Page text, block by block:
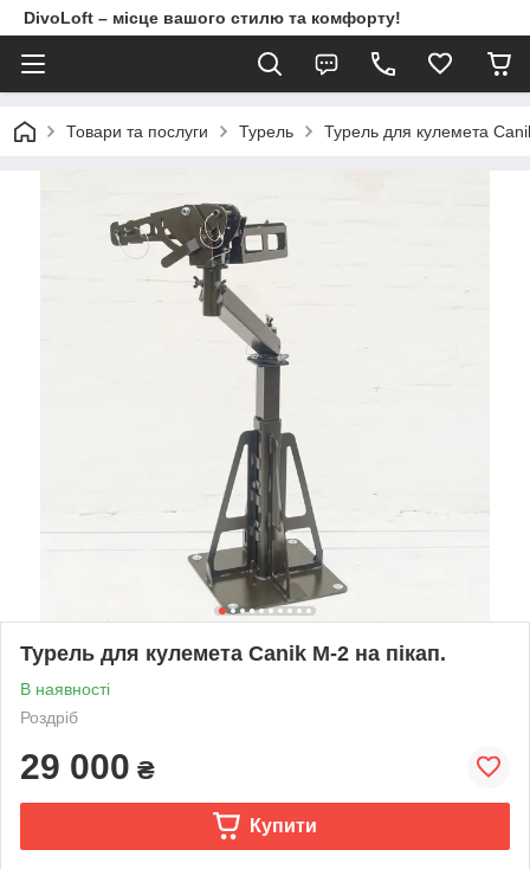
DivoLoft – місце вашого стилю та комфорту!
Товари та послуги Турель Турель для кулемета
Турель для кулемета Canik M-2 на пікап.
В наявності
Роздріб
29 000 ₴
Купити